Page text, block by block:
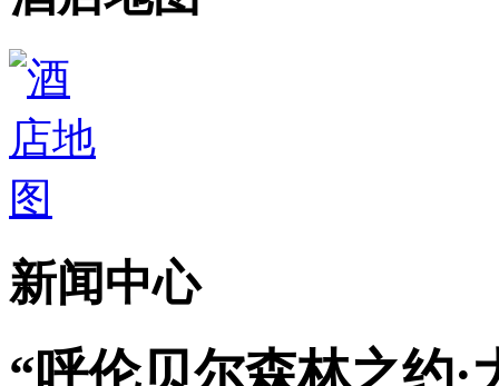
新闻中心
“呼伦贝尔森林之约·